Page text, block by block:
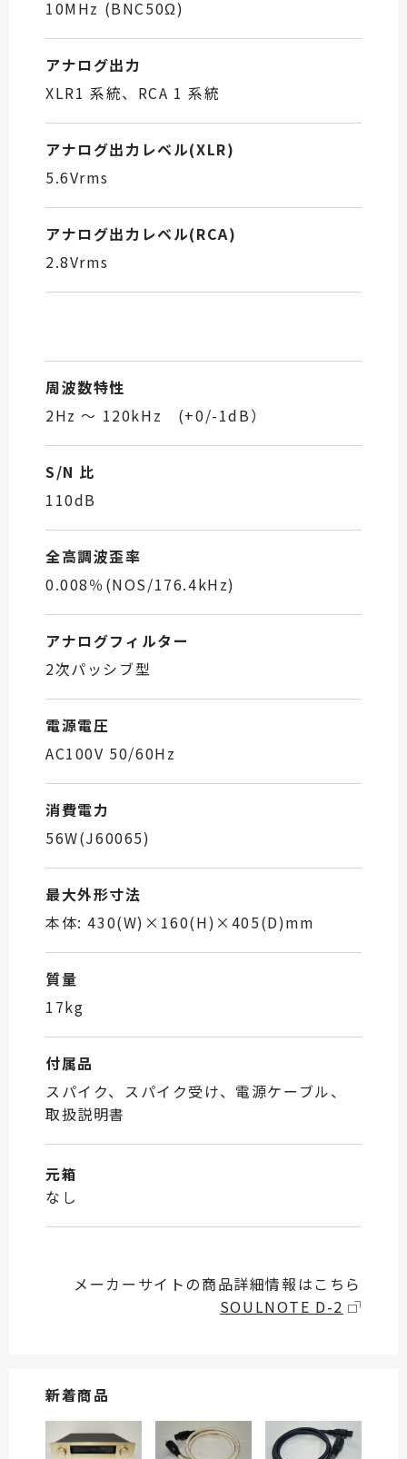
10MHz (BNC50Ω)
アナログ出力
XLR1 系統、RCA 1 系統
アナログ出力レベル(XLR)
5.6Vrms
アナログ出力レベル(RCA)
2.8Vrms
周波数特性
2Hz 〜 120kHz (+0/-1dB）
S/N 比
110dB
全高調波歪率
0.008％(NOS/176.4kHz)
アナログフィルター
2次パッシブ型
電源電圧
AC100V 50/60Hz
消費電力
56W(J60065)
最大外形寸法
本体: 430(W)×160(H)×405(D)mm
質量
17kg
付属品
スパイク、スパイク受け、電源ケーブル、
取扱説明書
元箱
なし
メーカーサイトの商品詳細情報はこちら
SOULNOTE D-2
新着商品